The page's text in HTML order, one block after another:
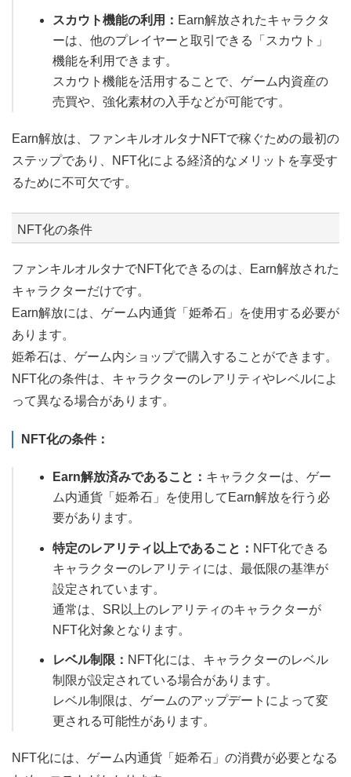
スカウト機能の利用： Earn解放されたキャラクタ
ーは、他のプレイヤーと取引できる「スカウト」
機能を利用できます。
スカウト機能を活用することで、ゲーム内資産の
売買や、強化素材の入手などが可能です。
Earn解放は、ファンキルオルタナNFTで稼ぐための最初の
ステップであり、NFT化による経済的なメリットを享受す
るために不可欠です。
NFT化の条件
ファンキルオルタナでNFT化できるのは、Earn解放された
キャラクターだけです。
Earn解放には、ゲーム内通貨「姫希石」を使用する必要が
あります。
姫希石は、ゲーム内ショップで購入することができます。
NFT化の条件は、キャラクターのレアリティやレベルによ
って異なる場合があります。
NFT化の条件：
Earn解放済みであること： キャラクターは、ゲー
ム内通貨「姫希石」を使用してEarn解放を行う必
要があります。
特定のレアリティ以上であること： NFT化できる
キャラクターのレアリティには、最低限の基準が
設定されています。
通常は、SR以上のレアリティのキャラクターが
NFT化対象となります。
レベル制限： NFT化には、キャラクターのレベル
制限が設定されている場合があります。
レベル制限は、ゲームのアップデートによって変
更される可能性があります。
NFT化には、ゲーム内通貨「姫希石」の消費が必要となる